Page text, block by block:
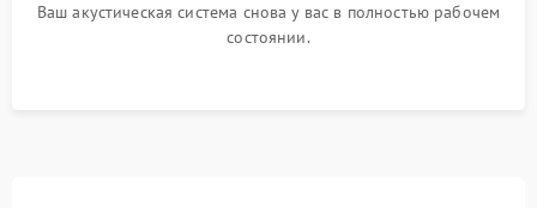
Ваш акустическая система снова у вас в полностью рабочем
состоянии.